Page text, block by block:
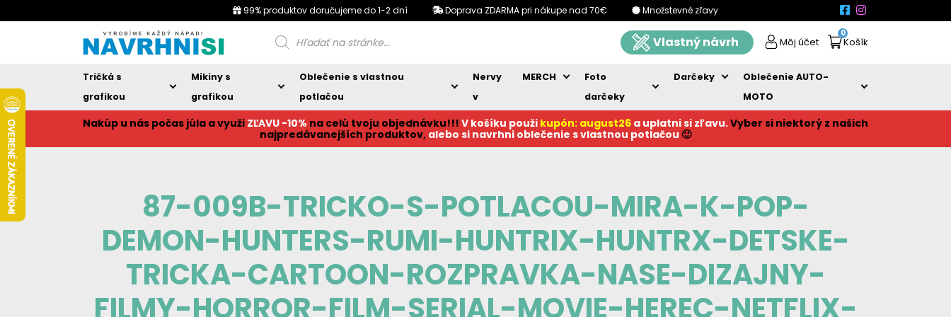
99% produktov doručujeme do 1-2 dní Doprava ZDARMA pri nákupe nad 70€ Množstevné zľavy
Products
search Vlastný návrh Môj účet
0
Košík
Tričká s
grafikou
Mikiny s
grafikou
Oblečenie s vlastnou
potlačou
Nervy
v
MERCH
Foto
darčeky
Darčeky
Oblečenie AUTO-
MOTO
Nakúp u nás počas júla a využi ZĽAVU -10% na celú tvoju objednávku!!! V košíku použi kupón: august26 a uplatni si zľavu.Vyber si niektorý z našich
najpredávanejších produktov, alebo si navrhni oblečenie s vlastnou potlačou 🙂
87-009B-TRICKO-S-POTLACOU-MIRA-K-POP-
DEMON-HUNTERS-RUMI-HUNTRIX-HUNTRX-DETSKE-
TRICKA-CARTOON-ROZPRAVKA-NASE-DIZAJNY-
FILMY-HORROR-FILM-SERIAL-MOVIE-HEREC-NETFLIX-